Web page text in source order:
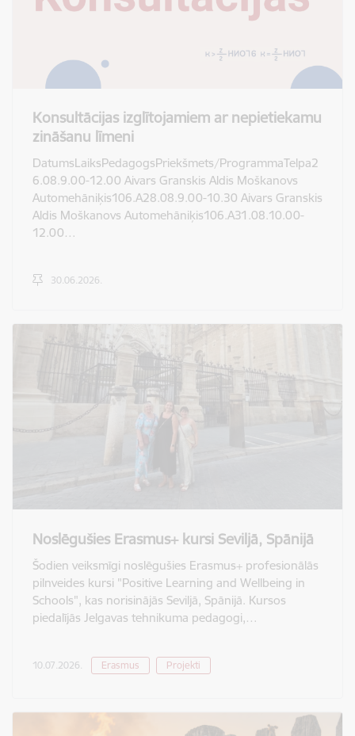
Konsultācijas izglītojamiem ar nepietiekamu
zināšanu līmeni
DatumsLaiksPedagogsPriekšmets/ProgrammaTelpa2
6.08.9.00-12.00 Aivars Granskis Aldis Moškanovs
Automehāniķis106.A28.08.9.00-10.30 Aivars Granskis
Aldis Moškanovs Automehāniķis106.A31.08.10.00-
12.00…
30.06.2026.
Noslēgušies Erasmus+ kursi Seviljā, Spānijā
Šodien veiksmīgi noslēgušies Erasmus+ profesionālās
pilnveides kursi "Positive Learning and Wellbeing in
Schools", kas norisinājās Seviljā, Spānijā. Kursos
piedalījās Jelgavas tehnikuma pedagogi,…
10.07.2026. Erasmus Projekti